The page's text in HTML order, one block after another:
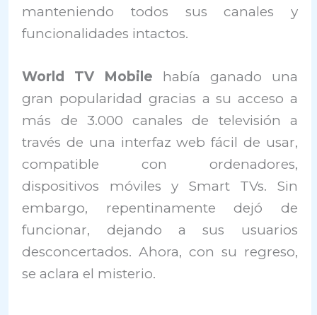
manteniendo todos sus canales y
funcionalidades intactos.
World TV Mobile había ganado una
gran popularidad gracias a su acceso a
más de 3.000 canales de televisión a
través de una interfaz web fácil de usar,
compatible con ordenadores,
dispositivos móviles y Smart TVs. Sin
embargo, repentinamente dejó de
funcionar, dejando a sus usuarios
desconcertados. Ahora, con su regreso,
se aclara el misterio.